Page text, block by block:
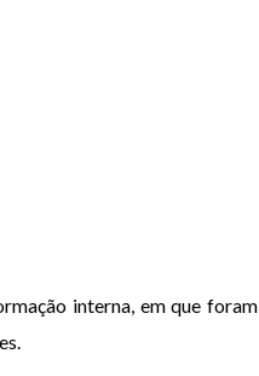
interna, em que foram